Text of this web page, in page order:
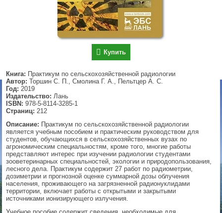
Купить
Книга: Практикум по сельскохозяйственной радиологии
Автор: Торшин С. П., Смолина Г. А., Пельтцер А. С.
Год: 2019
Издательство: Лань
ISBN: 978-5-8114-3285-1
Страниц: 212
Описание: Практикум по сельскохозяйственной радиологии
является учебным пособием и практическим руководством для
студентов, обучающихся в сельскохозяйственных вузах по
агрономическим специальностям, кроме того, многие работы
представляют интерес при изучении радиологии студентами
зооветеринарных специальностей, экологии и природопользования,
лесного дела. Практикум содержит 27 работ по радиометрии,
дозиметрии и прогнозной оценке суммарной дозы облучения
населения, проживающего на загрязненной радионуклидами
территории, включает работы с открытыми и закрытыми
источниками ионизирующего излучения.
▼
▼
▼